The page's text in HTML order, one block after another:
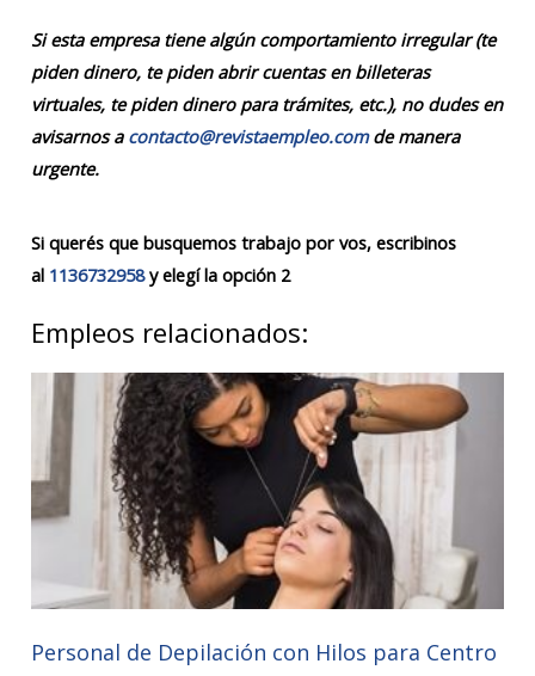
Si esta empresa tiene algún comportamiento irregular (te
piden dinero, te piden abrir cuentas en billeteras
virtuales, te piden dinero para trámites, etc.), no dudes en
avisarnos a contacto@revistaempleo.comde manera
urgente.
Si querés que busquemos trabajo por vos, escribinos
al 1136732958y elegí la opción 2
Empleos relacionados:
Personal de Depilación con Hilos para Centro